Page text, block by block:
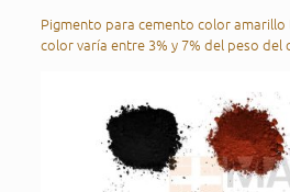
Pigmento para cemento color
color varía entre 3% y 7% del peso del